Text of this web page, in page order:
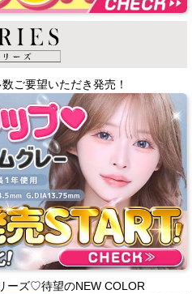
数ご要望いただき発売！
ーズ♡待望のNEW COLOR